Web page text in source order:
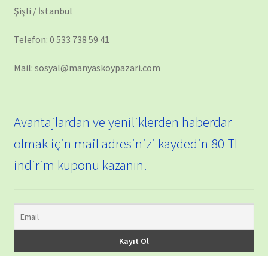
Şişli / İstanbul
Telefon: 0 533 738 59 41
Mail: sosyal@manyaskoypazari.com
Avantajlardan ve yeniliklerden haberdar
olmak için mail adresinizi kaydedin 80 TL
indirim kuponu kazanın.